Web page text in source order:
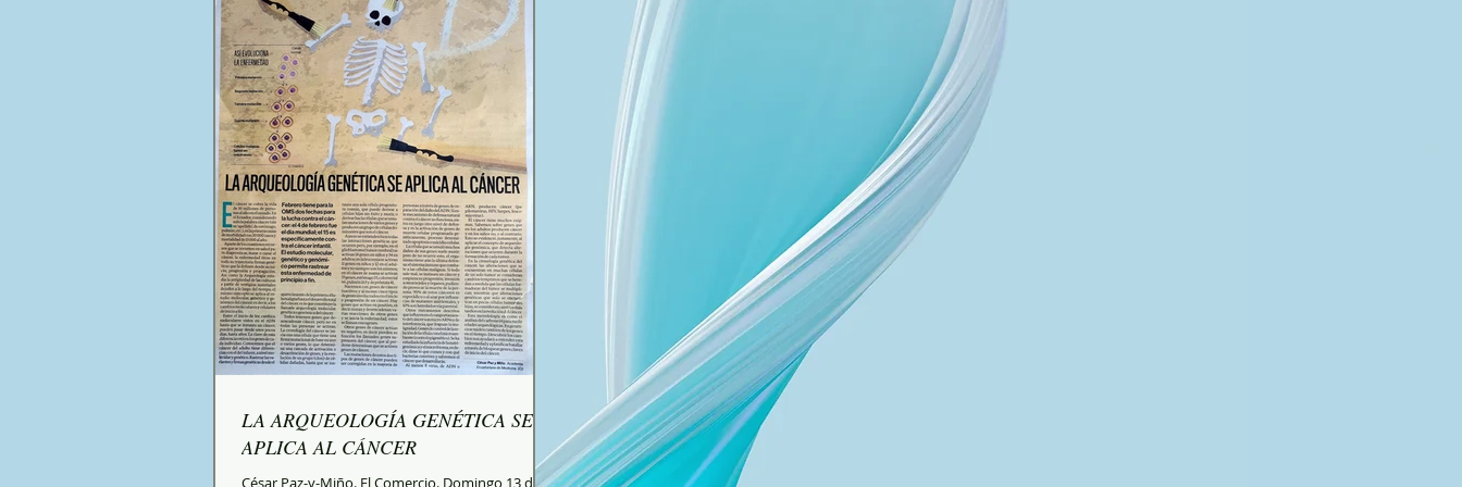
LA ARQUEOLOGÍA GENÉTICA SE
APLICA AL CÁNCER
César Paz-y-Miño. El Comercio. Domingo 13 de